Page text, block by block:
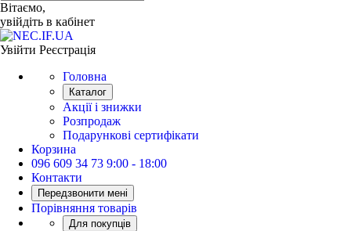
Вiтаємо,
увiйдiть в кабiнет
Увійти Реєстрація
Головна
Каталог
Акції і знижки
Розпродаж
Подарункові сертифікати
Корзина
096 609 34 73 9:00 - 18:00
Контакти
Передзвонити мені
Порівняння товарів
Для покупців